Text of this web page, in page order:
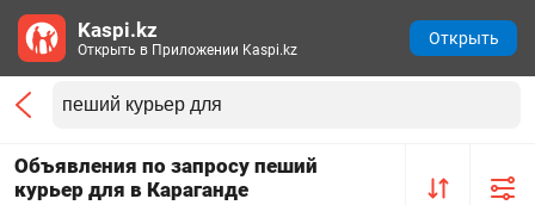
Объявления по запросу пеший
курьер для в Караганде
Kaspi.kz
Открыть в Приложении Kaspi.kz
Открыть